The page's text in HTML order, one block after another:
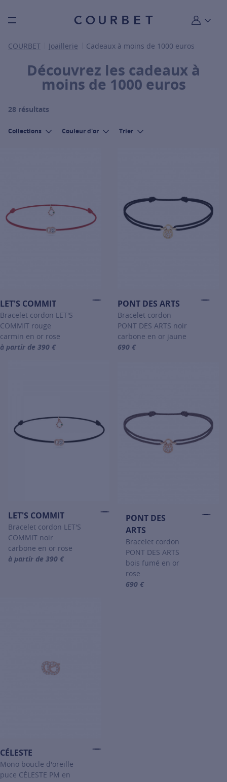
Burger toggle menu Mon
COURBET Joaillerie Cadeaux à moins de 1000 euros
Découvrez les cadeaux à
moins de 1000 euros
28 résultats
Collections Couleur d'or Trier
LET'S COMMIT
Bracelet cordon LET'S
COMMIT rouge
carmin en or rose
à partir de 390 €
PONT DES ARTS
Bracelet cordon
PONT DES ARTS noir
carbone en or jaune
690 €
LET'S COMMIT
Bracelet cordon LET'S
COMMIT noir
carbone en or rose
à partir de 390 €
PONT DES
ARTS
Bracelet cordon
PONT DES ARTS
bois fumé en or
rose
690 €
CÉLESTE
Mono boucle d'oreille
puce CÉLESTE PM en